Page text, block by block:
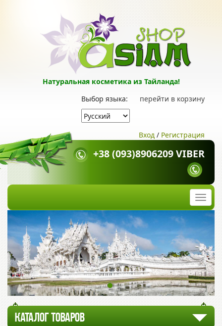
Натуральная косметика из Тайланда!
перейти в корзину
Выбор языка:
Вход / Регистрация
+38 (093)8906209 VIBER
КАТАЛОГ ТОВАРОВ